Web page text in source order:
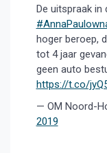
De uitspraak in
hoger beroep,
tot 4 jaar
geen auto
https://t.co/
— OM Noord-
2019